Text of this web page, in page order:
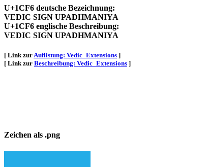
U+1CF6 deutsche Bezeichnung:
VEDIC SIGN UPADHMANIYA
U+1CF6 englische Beschreibung:
VEDIC SIGN UPADHMANIYA
[ Link zurAuflistung: Vedic_Extensions ]
[ Link zur Beschreibung: Vedic_Extensions ]
Zeichen als .png